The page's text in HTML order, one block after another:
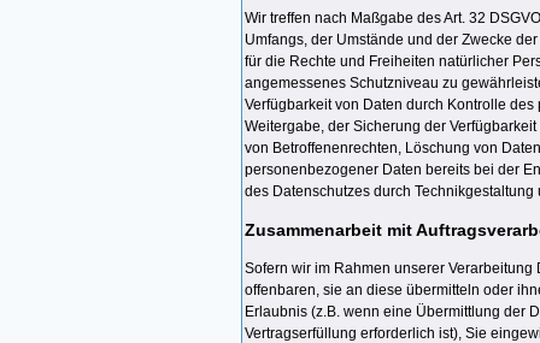
Wir treffen nach Maßgabe des Art. 32
Umfangs, der Umstände und der Zwecke
für die Rechte und Freiheiten natürlicher
angemessenes Schutzniveau zu
Verfügbarkeit von Daten durch Kontrolle
Weitergabe, der Sicherung der
von Betroffenenrechten, Löschung von
personenbezogener Daten bereits bei der
des Datenschutzes durch
Zusammenarbeit mit
Sofern wir im Rahmen unserer
offenbaren, sie an diese übermitteln oder
Erlaubnis (z.B. wenn eine Übermittlung der
Vertragserfüllung erforderlich ist), Sie